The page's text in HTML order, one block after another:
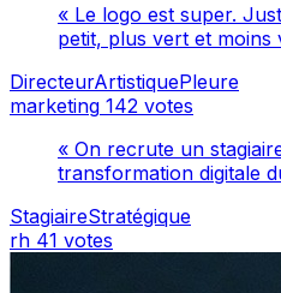
« Le logo est super.
petit, plus vert et moins
DirecteurArtistiquePleure
marketing 142 votes
« On recrute un
transformation digitale
StagiaireStratégique
rh 41 votes